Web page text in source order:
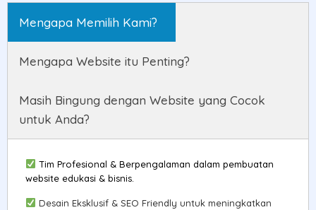
Mengapa Memilih Kami?
Mengapa Website itu Penting?
Masih Bingung dengan Website yang Cocok
untuk Anda?
Tim Profesional & Berpengalaman dalam pembuatan
website edukasi & bisnis.
Desain Eksklusif & SEO Friendly untuk meningkatkan